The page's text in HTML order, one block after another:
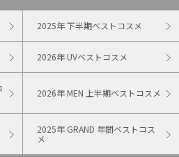
2025年 下半期ベストコスメ
2026年 UVベストコスメ
2026年 MEN 上半期ベストコスメ
2025年 GRAND 年間ベストコス
メ